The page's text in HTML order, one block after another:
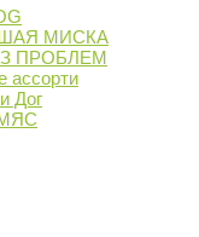
МИСКА
ПРОБЛЕМ
ассорти
Дог